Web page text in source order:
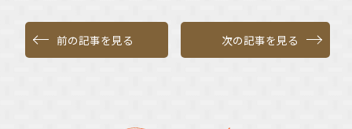
前の記事を見る 次の記事を見る